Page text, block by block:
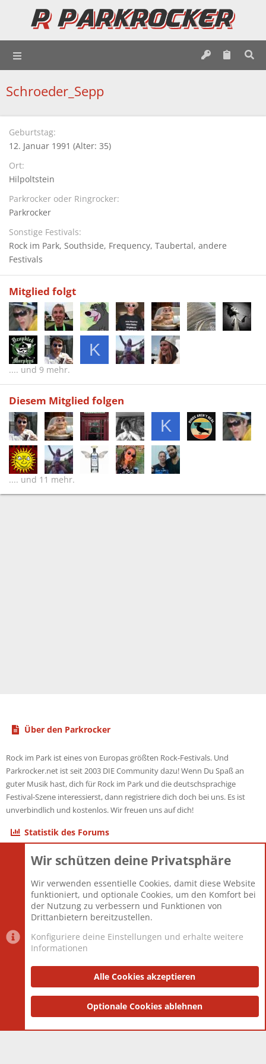
Schroeder_Sepp
Geburtstag
12. Januar 1991 (Alter: 35)
Ort
Hilpoltstein
Parkrocker oder Ringrocker
Parkrocker
Sonstige Festivals
Rock im Park Southside Frequency Taubertal andere
Festivals
Mitglied folgt
K
.... und 9 mehr.
Diesem Mitglied folgen
K
.... und 11 mehr.
Über den Parkrocker
Rock im Park ist eines von Europas größten Rock-Festivals. Und
Parkrocker.net ist seit 2003 DIE Community dazu! Wenn Du Spaß an
guter Musik hast, dich für Rock im Park und die deutschsprachige
Festival-Szene interessierst, dann registriere dich doch bei uns. Es ist
unverbindlich und kostenlos. Wir freuen uns auf dich!
Statistik des Forums
Themen
Mitglieder
12.425
Neuestes Mitglied
Toddster85
Datenschutzerklärung Impressum
Community platform by XenForo® © 2010-2025 XenForo Ltd.
and add-ons by ThemeHouse
Wir schützen deine Privatsphäre
Wir verwenden essentielle Cookies, damit diese Website
funktioniert, und optionale Cookies, um den Komfort bei
der Nutzung zu verbessern und Funktionen von
Drittanbietern bereitzustellen.
Konfiguriere deine Einstellungen und erhalte weitere
Informationen
Alle Cookies akzeptieren
Optionale Cookies ablehnen